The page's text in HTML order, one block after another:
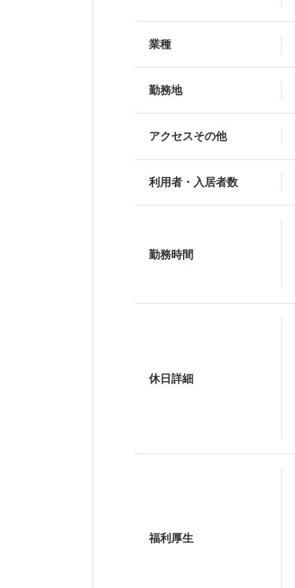
業種
勤務地
アクセスその他
利用者・入居者数
勤務時間
休日詳細
福利厚生